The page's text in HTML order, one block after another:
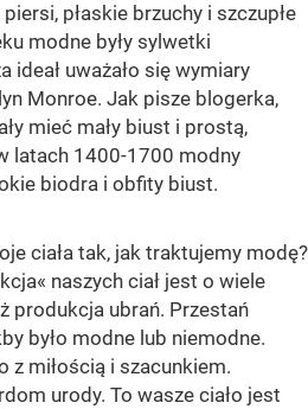
płaskie brzuchy i szczupłe
modne były sylwetki
ideał uważało się wymiary
Monroe. Jak pisze blogerka,
mieć mały biust i prostą,
latach 1400-1700 modny
biodra i obfity biust.
ciała tak, jak traktujemy modę?
naszych ciał jest o wiele
produkcja ubrań. Przestań
było modne lub niemodne.
z miłością i szacunkiem.
urody. To wasze ciało jest